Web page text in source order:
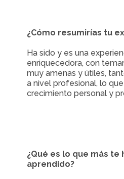
¿Cómo resumirías tu
Ha sido y es una
enriquecedora, con
muy amenas y útiles,
a nivel profesional, lo
crecimiento personal y
¿Qué es lo que más te
aprendido?